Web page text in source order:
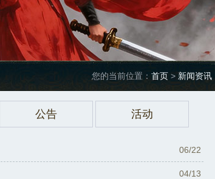
您的当前位置： 首页 > 新闻资讯
公告 活动
06/22
04/13